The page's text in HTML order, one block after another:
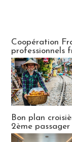
Coopération
professionnels
Bon plan
2ème